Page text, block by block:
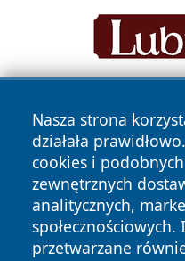
Nasza strona
działała
cookies i
zewnętrznych
analitycznych,
przetwarzane
Copyright © 2026